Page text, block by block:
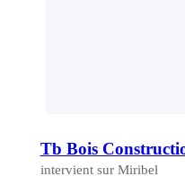
Tb Bois
intervient sur Miribel